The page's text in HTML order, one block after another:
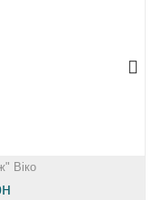
Віко